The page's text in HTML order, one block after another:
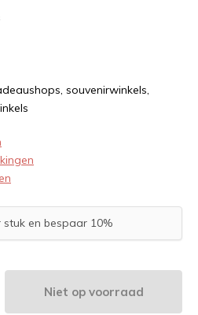
souvenirwinkels,
en bespaar 10%
Niet op voorraad